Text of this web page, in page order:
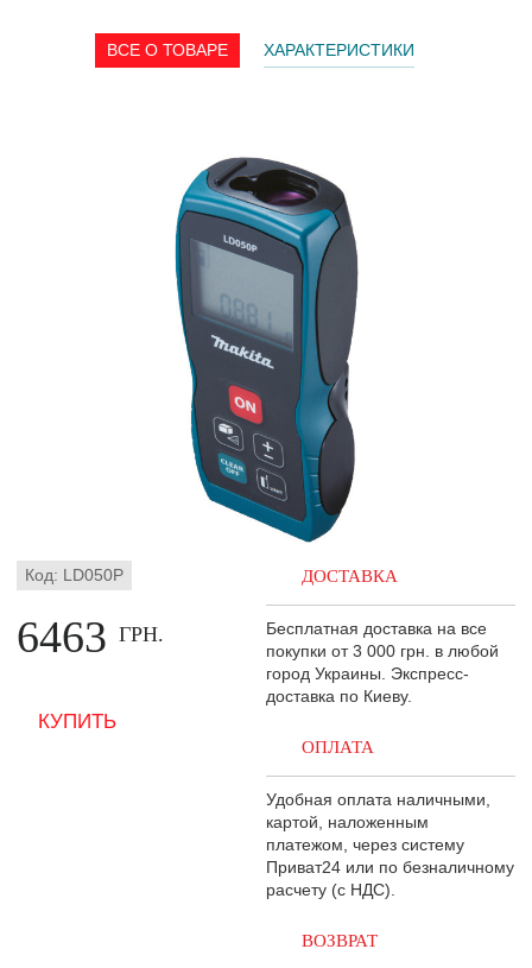
ВСЕ О ТОВАРЕ ХАРАКТЕРИСТИКИ
Код: LD050P
6463ГРН.
ДОСТАВКА
Бесплатная доставка на все
покупки от 3 000 грн. в любой
город Украины. Экспресс-
доставка по Киеву.
ОПЛАТА
Удобная оплата наличными,
картой, наложенным
платежом, через систему
Приват24 или по безналичному
расчету (с НДС).
ВОЗВРАТ